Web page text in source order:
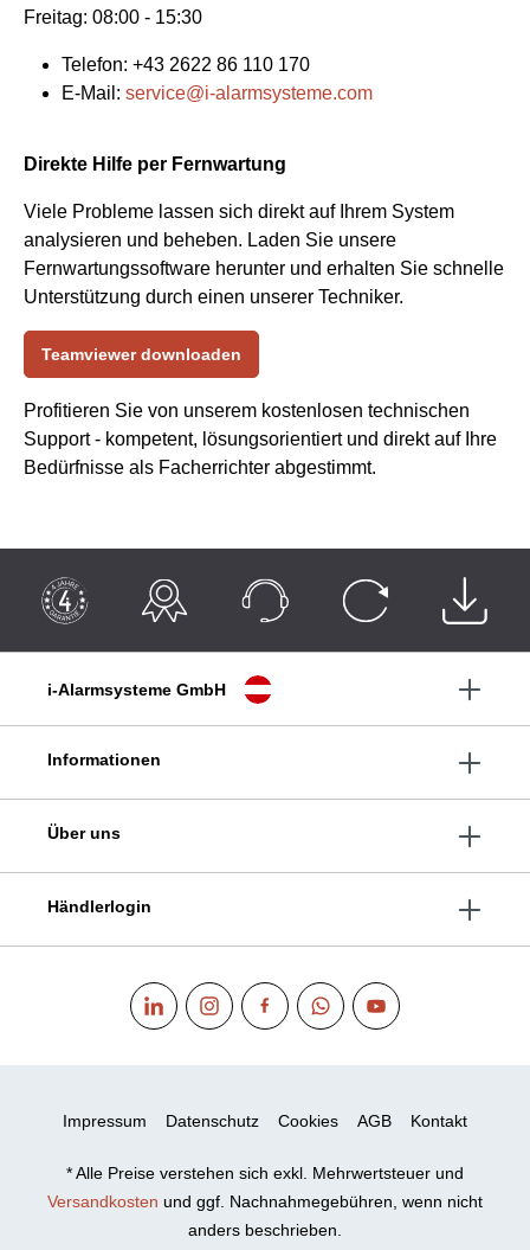
Freitag: 08:00 - 15:30
Telefon: +43 2622 86 110 170
E-Mail: service@i-alarmsysteme.com
Direkte Hilfe per Fernwartung
Viele Probleme lassen sich direkt auf Ihrem System
analysieren und beheben. Laden Sie unsere
Fernwartungssoftware herunter und erhalten Sie schnelle
Unterstützung durch einen unserer Techniker.
Teamviewer downloaden
Profitieren Sie von unserem kostenlosen technischen
Support - kompetent, lösungsorientiert und direkt auf Ihre
Bedürfnisse als Facherrichter abgestimmt.
i-Alarmsysteme GmbH
Informationen
Über uns
Händlerlogin
Impressum Datenschutz Cookies AGB Kontakt
* Alle Preise verstehen sich exkl. Mehrwertsteuer und
Versandkosten und ggf. Nachnahmegebühren, wenn nicht
anders beschrieben.